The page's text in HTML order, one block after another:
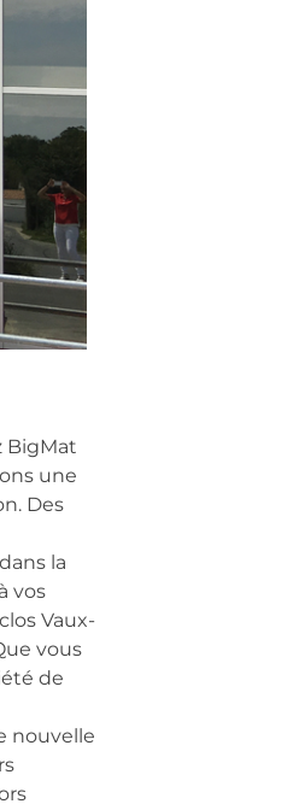
BigMat
une
Des
la
vos
Vaux-
vous
de
nouvelle